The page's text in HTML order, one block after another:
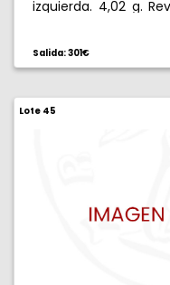
izquierda. 4,02 g.
Salida: 301€
Lote 45